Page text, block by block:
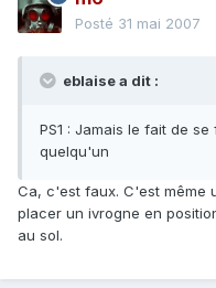
Posté 31 mai 2007
eblaise a dit :
PS1 : Jamais le fait de
quelqu'un
Ca, c'est faux. C'est même
placer un ivrogne en
au sol.